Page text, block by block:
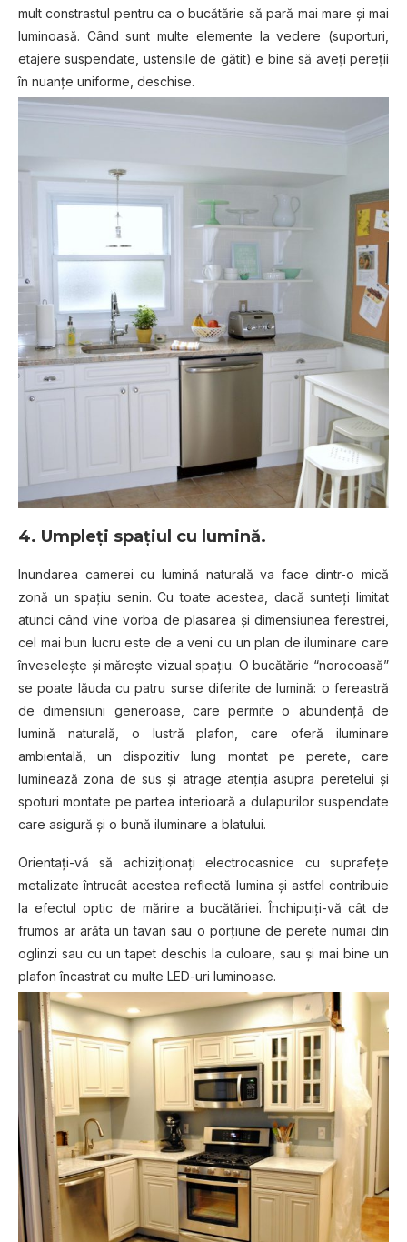
mult constrastul pentru ca o bucătărie să pară mai mare și mai
luminoasă. Când sunt multe elemente la vedere (suporturi,
etajere suspendate, ustensile de gătit) e bine să aveţi pereții
în nuanțe uniforme, deschise.
4. Umpleți spațiul cu lumină.
Inundarea camerei cu lumină naturală va face dintr-o mică
zonă un spațiu senin. Cu toate acestea, dacă sunteți limitat
atunci când vine vorba de plasarea și dimensiunea ferestrei,
cel mai bun lucru este de a veni cu un plan de iluminare care
înveseleşte și măreşte vizual spațiu. O bucătărie “norocoasă”
se poate lăuda cu patru surse diferite de lumină: o fereastră
de dimensiuni generoase, care permite o abundenţă de
lumină naturală, o lustră plafon, care oferă iluminare
ambientală, un dispozitiv lung montat pe perete, care
luminează zona de sus și atrage atenția asupra peretelui și
spoturi montate pe partea interioară a dulapurilor suspendate
care asigură şi o bună iluminare a blatului.
Orientaţi-vă să achiziţionaţi electrocasnice cu suprafeţe
metalizate întrucât acestea reflectă lumina şi astfel contribuie
la efectul optic de mărire a bucătăriei. Închipuiţi-vă cât de
frumos ar arăta un tavan sau o porţiune de perete numai din
oglinzi sau cu un tapet deschis la culoare, sau şi mai bine un
plafon încastrat cu multe LED-uri luminoase.